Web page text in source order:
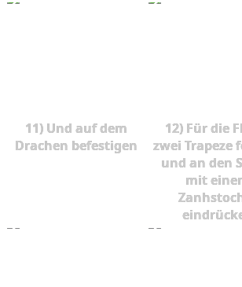
11) Und auf dem
Drachen befestigen
12) Für die
zwei Trapeze
und an den
mit